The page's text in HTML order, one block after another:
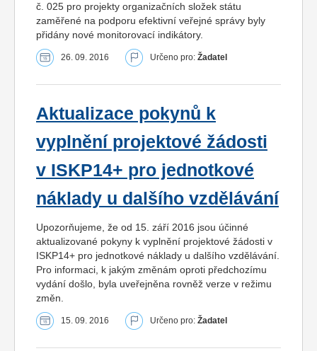
č. 025 pro projekty organizačních složek státu
zaměřené na podporu efektivní veřejné správy byly
přidány nové monitorovací indikátory.
26. 09. 2016 Určeno pro: Žadatel
Aktualizace pokynů k
vyplnění projektové žádosti
v ISKP14+ pro jednotkové
náklady u dalšího vzdělávání
Upozorňujeme, že od 15. září 2016 jsou účinné
aktualizované pokyny k vyplnění projektové žádosti v
ISKP14+ pro jednotkové náklady u dalšího vzdělávání.
Pro informaci, k jakým změnám oproti předchozímu
vydání došlo, byla uveřejněna rovněž verze v režimu
změn.
15. 09. 2016 Určeno pro: Žadatel